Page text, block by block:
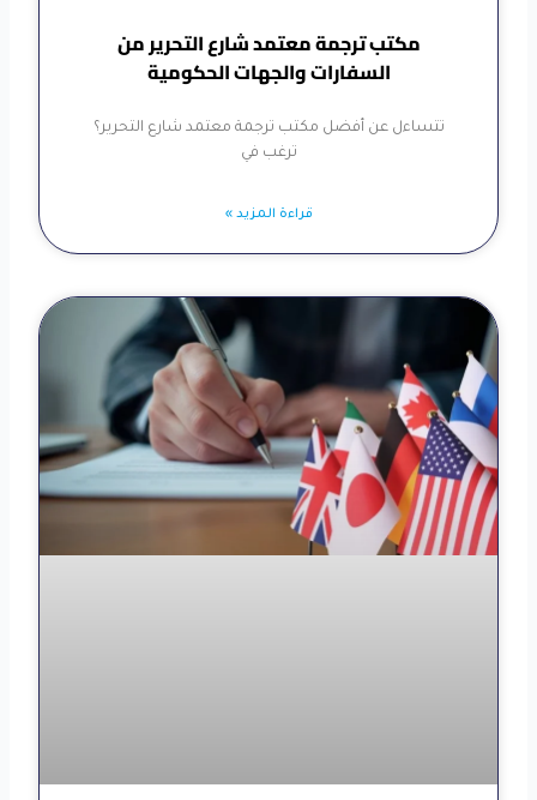
مكتب ترجمة معتمد شارع التحرير من
السفارات والجهات الحكومية
تتساءل عن أفضل مكتب ترجمة معتمد شارع التحرير؟
ترغب في
قراءة المزيد »